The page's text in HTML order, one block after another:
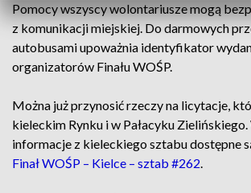
Pomocy wszyscy wolontariusze mogą
z komunikacji miejskiej. Do darmowych
autobusami upoważnia identyfikator
organizatorów Finału WOŚP.
Można już przynosić rzeczy na licytacje,
kieleckim Rynku i w Pałacyku
informacje z kieleckiego sztabu dostępne
Finał WOŚP – Kielce – sztab #262.